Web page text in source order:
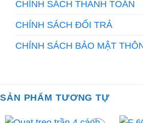
CHÍNH SÁCH THANH TOÁN
CHÍNH SÁCH ĐỔI TRẢ
CHÍNH SÁCH BẢO MẬT
SẢN PHẨM TƯƠNG TỰ